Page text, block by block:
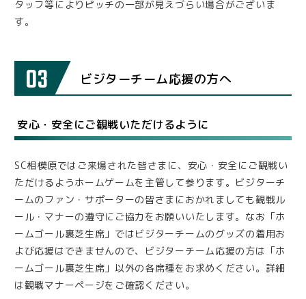
タッフ等によりピッチの一部が見えづらい場合がございま
す。
03 ビジターチーム応援の方へ
安心・安全にご観戦いただけるように
SC相模原ではご来場された皆さまに、安心・安全にご観戦い
ただけるようホームゲームを主管して参ります。ビジターチ
ームのファン・サポーターの皆さまにおかれましても観戦ル
ール・マナーの遵守にご協力をお願いいたします。なお「ホ
ームゴール裏芝生席」ではビジターチームのグッズの着用お
よび応援はできませんので、ビジターチーム応援の方は「ホ
ームゴール裏芝生席」以外の各席種をお求めください。詳細
は観戦マナーページをご確認ください。